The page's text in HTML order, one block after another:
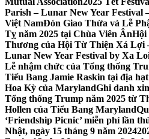
Parish – Lunar New Year Festival
Việt NamĐón Giao Thừa và Lễ
Tỵ năm 2025 tại Chùa Viên ÂnHội
Thương của Hội Từ Thiện Xá Lợi
Lunar New Year Festival by Xa
Lễ nhậm chức của Tổng thống
Tiểu Bang Jamie Raskin tại địa
Hoa Kỳ của MarylandGhi danh
Tổng thống Trump năm 2025 từ
Hollen của Tiểu Bang Maryland
‘Friendship Picnic’ miễn phí lần
Nhật, ngày 15 tháng 9 năm 2024